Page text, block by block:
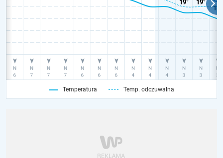
Temperatura Temp. odczuwalna